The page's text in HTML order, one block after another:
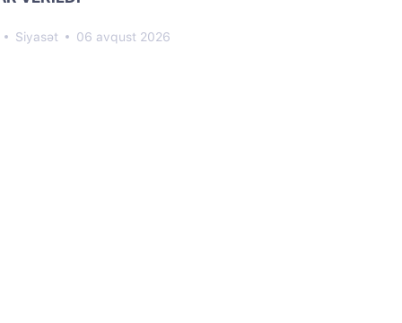
Siyasət 06 avqust 2026